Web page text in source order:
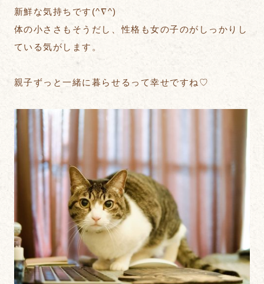
新鮮な気持ちです(^∇^)
体の小ささもそうだし、性格も女の子のがしっかりし
ている気がします。
親子ずっと一緒に暮らせるって幸せですね♡